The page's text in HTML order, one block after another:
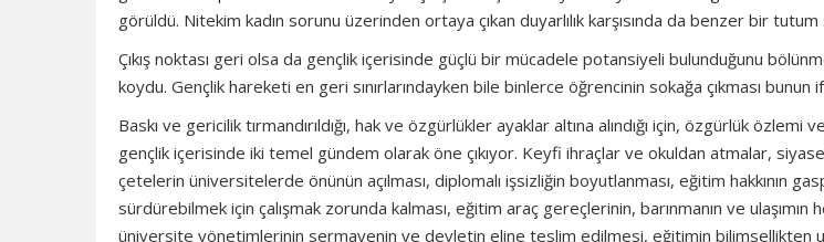
görüldü. Nitekim kadın sorunu üzerinden ortaya çıkan duyarlılık karşısında da benzer bir
Çıkış noktası geri olsa da gençlik içerisinde güçlü bir mücadele potansiyeli bulunduğunu
koydu. Gençlik hareketi en geri sınırlarındayken bile binlerce öğrencinin sokağa çıkması bunun
Baskı ve gericilik tırmandırıldığı, hak ve özgürlükler ayaklar altına alındığı için, özgürlük özlemi
gençlik içerisinde iki temel gündem olarak öne çıkıyor. Keyfi ihraçlar ve okuldan atmalar,
çetelerin üniversitelerde önünün açılması, diplomalı işsizliğin boyutlanması, eğitim hakkının
sürdürebilmek için çalışmak zorunda kalması, eğitim araç gereçlerinin, barınmanın ve ulaşımın
üniversite yönetimlerinin sermayenin ve devletin eline teslim edilmesi, eğitimin bilimsellikten